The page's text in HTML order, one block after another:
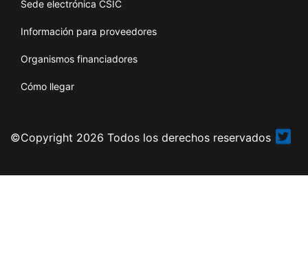
Sede electrónica CSIC
Información para proveedores
Organismos financiadores
Cómo llegar
©Copyright 2026 Todos los derechos reservados